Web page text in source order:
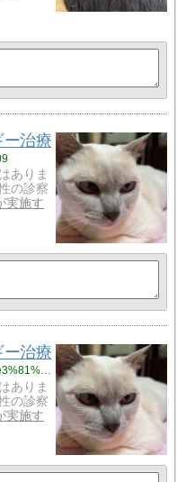
ー治療
ありま
の診察
実施す
ー治療
https://tamashiitherapy.com/%e7%8c%ab%e3%81%ae%e8%84%b1%e6%af%9b%e3%81%ab%e5%af%be%e3%81%99%e3%82%8b%e9%81%a0%e9%9a%94%e3%82%a8%e3%83%8d%e3%83%ab%e3%82%ae%e3%83%bc%e6%b2%bb%e7%99%82-5309
ありま
の診察
実施す